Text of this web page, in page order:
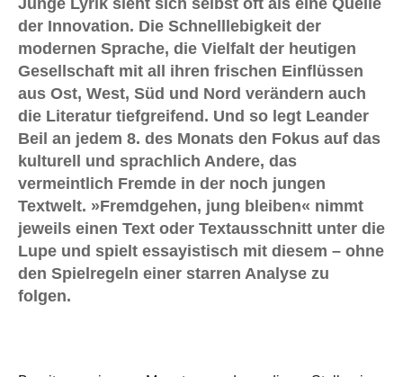
Junge Lyrik sieht sich selbst oft als eine Quelle
der Innovation. Die Schnelllebigkeit der
modernen Sprache, die Vielfalt der heutigen
Gesellschaft mit all ihren frischen Einflüssen
aus Ost, West, Süd und Nord verändern auch
die Literatur tiefgreifend. Und so legt Leander
Beil an jedem 8. des Monats den Fokus auf das
kulturell und sprachlich Andere, das
vermeintlich Fremde in der noch jungen
Textwelt. »Fremdgehen, jung bleiben« nimmt
jeweils einen Text oder Textausschnitt unter die
Lupe und spielt essayistisch mit diesem – ohne
den Spielregeln einer starren Analyse zu
folgen.